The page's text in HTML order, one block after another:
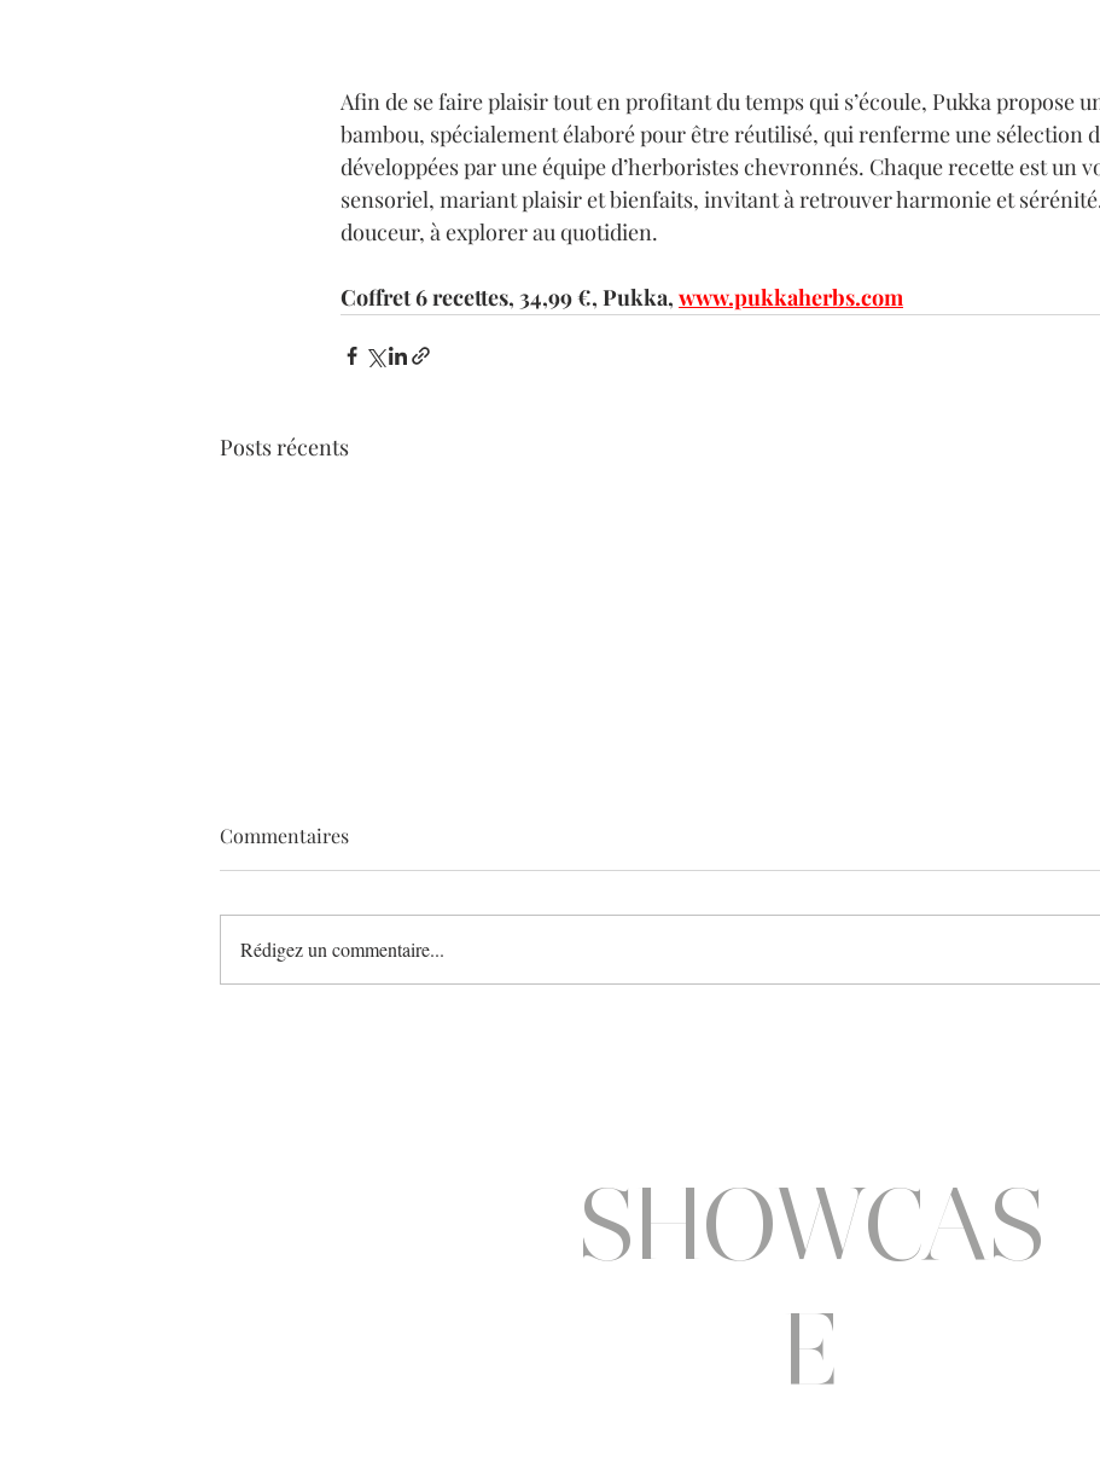
Afin de se faire plaisir tout en profitant du temps qui s’écoule, Pukka propose
bambou, spécialement élaboré pour être réutilisé, qui renferme une sélection
développées par une équipe d’herboristes chevronnés. Chaque recette est un
sensoriel, mariant plaisir et bienfaits, invitant à retrouver harmonie et
douceur, à explorer au quotidien.
Coffret 6 recettes, 34,99 €, Pukka, www.pukkaherbs.com
Posts récents
Commentaires
Rédigez un commentaire...
SHOWCAS
E